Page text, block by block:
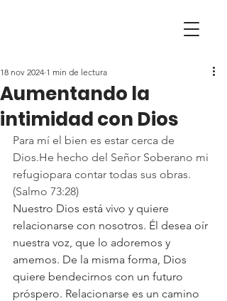
Aumentando la
intimidad con Dios
18 nov 2024 1 min de lectura
Para mí el bien es estar cerca de
Dios.He hecho del Señor Soberano mi
refugiopara contar todas sus obras.
(Salmo 73:28)
Nuestro Dios está vivo y quiere
relacionarse con nosotros. Él desea oír
nuestra voz, que lo adoremos y
amemos. De la misma forma, Dios
quiere bendecirnos con un futuro
próspero. Relacionarse es un camino